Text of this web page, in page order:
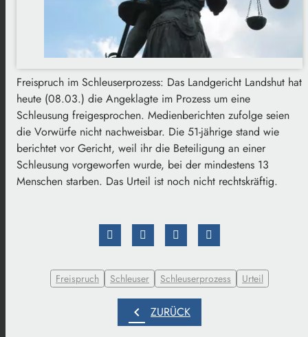
Freispruch im Schleuserprozess: Das Landgericht Landshut hat
heute (08.03.) die Angeklagte im Prozess um eine
Schleusung freigesprochen. Medienberichten zufolge seien
die Vorwürfe nicht nachweisbar. Die 51-jährige stand wie
berichtet vor Gericht, weil ihr die Beteiligung an einer
Schleusung vorgeworfen wurde, bei der mindestens 13
Menschen starben. Das Urteil ist noch nicht rechtskräftig.
Freispruch Schleuser Schleuserprozess Urteil
chevron_left ZURÜCK